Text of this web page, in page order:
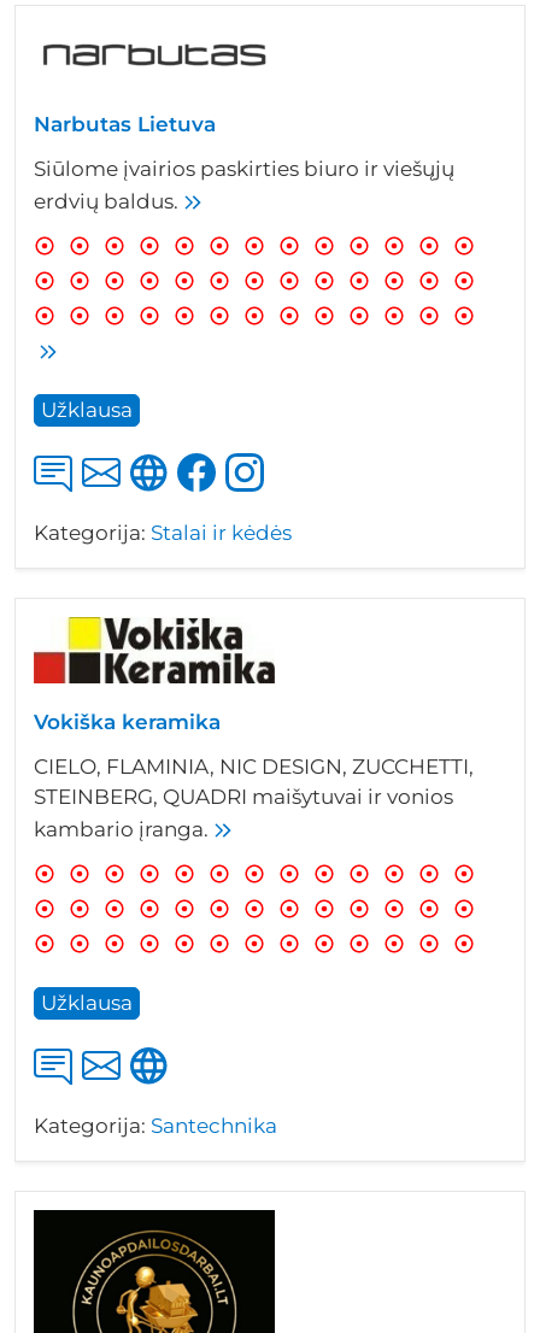
Narbutas Lietuva
Siūlome įvairios paskirties biuro ir viešųjų
erdvių baldus.
Užklausa
Kategorija: Stalai ir kėdės
Vokiška keramika
CIELO, FLAMINIA, NIC DESIGN, ZUCCHETTI,
STEINBERG, QUADRI maišytuvai ir vonios
kambario įranga.
Užklausa
Kategorija: Santechnika